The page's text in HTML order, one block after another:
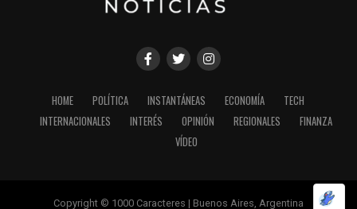
HOME POLÍTICA INSTANTÁNEAS ECONOMÍA
TECH
INTERNACIONALES
INTERÉS OPINIÓN REGIONALES
FINANZA
VÍDEO
Copyright © 1000 Caracteres | Buenos Aires, Argentina